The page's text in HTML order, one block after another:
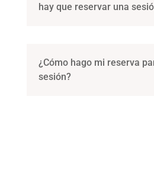
hay que reservar una
¿Cómo hago mi reserva
sesión?